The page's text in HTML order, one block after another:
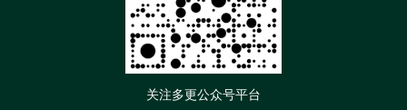
关注多更公众号平台